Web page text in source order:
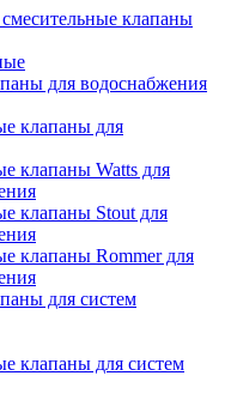
клапаны
для водоснабжения
клапаны для
клапаны Watts для
клапаны Stout для
клапаны Rommer для
для систем
клапаны для систем